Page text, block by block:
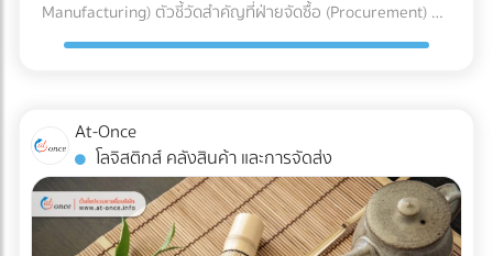
วงจรไว้ให้คุณแล้ว คลิกที่นี่!
ถูกทำลายทิ้ง เปรียบเทียบชัดๆ: ทำเอง vs. ใช้ผู้เชี่ยวชาญ เพื่อชี้
ให้เห็นภาพชัดเจนว่าทำไมการจ้าง Freight Forwarder หรือ
การตามแก้ปัญหา ในอุตสาหกรรมโลจิสติกส์ มีประโยคคลาสสิกที่
ว่า "ปัญหาหน้าด่านศุลกากร เป็นปัญหาที่จ่ายแพงที่สุด" การ
ทำงานร่วมกับ Freight Forwarder ที่มีประสบการณ์ ไม่ใช่แค่การ
จ้างคนมาเดินเอกสาร แต่คือการจ้าง "ที่ปรึกษาทางกฎหมายและผู้
บริหารความเสี่ยง" ให้กับซัพพลายเชนของคุณ พวกเขาจะทำ
ตอบอยู่ในความเข้มงวด 3 ประการดังต่อไปนี้: 1. การควบคุม
ปริมาณเชื้อจุลินทรีย์ (Bioburden Control) ก่อนที่อุปกรณ์
จุลินทรีย์เริ่มต้น (Bioburden) ต่ำที่สุดเท่าที่จะทำได้ การผลิตชิ้น
ส่วนพลาสติกภายใน Cleanroom จะช่วยลดความเสี่ยงที่
แบคทีเรีย เชื้อรา หรือไวรัส จะเกาะติดลงบนผิวของพลาสติก ซึ่ง
ช่วยให้กระบวนการฆ่าเชื้อในขั้นตอนสุดท้ายมีประสิทธิภาพ
สมบูรณ์แบบ 100% 2. การป้องกันอนุภาคแปลกปลอม
Manufacturing) ตัวชี้วัดสำคัญที่ฝ่ายจัดซื้อ (Procurement) มัก
ถูกกดดันเสมอคือ "การลดต้นทุน (Cost Reduction)" เพื่อเพิ่ม
อุตสาหกรรม การตัดสินใจด้วย "ราคาป้าย" เพียงอย่างเดียว
อาจนำมาซึ่ง "ต้นทุนแฝง (Hidden Costs)" มหาศาลที่กัดกินกำไร
ของบริษัทในระยะยาวโดยที่คุณไม่รู้ตัว 3 ต้นทุนแฝงสุดอันตราย
จากการใช้อะไหล่แอร์ที่ไม่ได้มาตรฐาน การประกอบเครื่องปรับ
อากาศหนึ่งเครื่องประกอบไปด้วยชิ้นส่วนกลไก (Mechanical
At-Once
โลจิสติกส์ คลังสินค้า และการจัดส่ง